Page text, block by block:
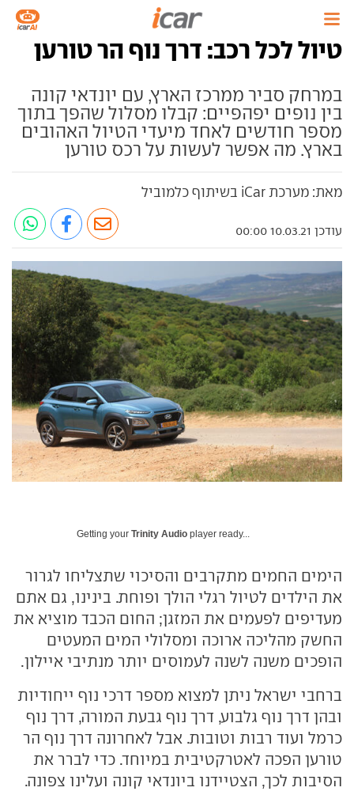
טיול לכל רכב: דרך נוף הר טורען
במרחק סביר ממרכז הארץ, עם יונדאי קונה
בין נופים יפהפיים: קבלו מסלול שהפך בתוך
מספר חודשים לאחד מיעדי הטיול האהובים
בארץ. מה אפשר לעשות על רכס טורען
מאת: מערכת iCar בשיתוף כלמוביל
עודכן 10.03.21 00:00
Getting your Trinity Audio player ready...
הימים החמים מתקרבים והסיכוי שתצליחו לגרור
את הילדים לטיול רגלי הולך ופוחת. בינינו, גם אתם
מעדיפים לפעמים את המזגן; החום הכבד מוציא את
החשק מהליכה ארוכה ומסלולי המים המעטים
הופכים משנה לשנה לעמוסים יותר מנתיבי איילון.
ברחבי ישראל ניתן למצוא מספר דרכי נוף ייחודיות
ובהן דרך נוף גלבוע, דרך נוף גבעת המורה, דרך נוף
כרמל ועוד רבות וטובות. אבל לאחרונה דרך נוף הר
טורען הפכה לאטרקטיבית במיוחד. כדי לברר את
הסיבות לכך, הצטיידנו ביונדאי קונה ועלינו צפונה.